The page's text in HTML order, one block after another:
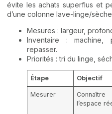
évite les achats superflus et
d’une colonne lave-linge/
Mesures : largeur,
Inventaire : machine,
repasser.
Priorités : tri du linge,
Étape Objectif
Mesurer
Connaître
l’espace